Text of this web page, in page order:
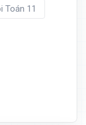
Toán 11